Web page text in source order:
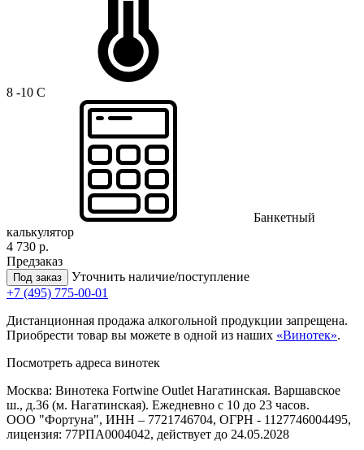
8 -10 C
Банкетный
калькулятор
4 730 р.
Предзаказ
Под заказ
Уточнить наличие/поступление
+7 (495) 775-00-01
Дистанционная продажа алкогольной продукции запрещена.
Приобрести товар вы можете в одной из наших «Винотек».
Посмотреть адреса винотек
Москва: Винотека Fortwine Outlet Нагатинская. Варшавское
ш., д.36 (м. Нагатинская). Ежедневно с 10 до 23 часов.
ООО "Фортуна", ИНН – 7721746704, ОГРН - 1127746004495,
лицензия: 77РПА0004042, действует до 24.05.2028